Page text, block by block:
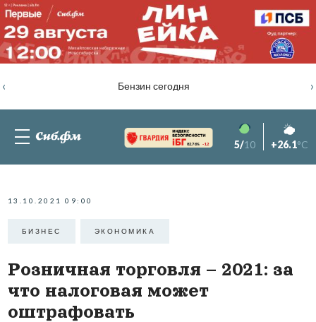
Бензин сегодня
‹ ›
82.76% -1.2 5/10 +26.1°C
13.10.2021 09:00
БИЗНЕС ЭКОНОМИКА
Розничная торговля – 2021: за
что налоговая может
оштрафовать